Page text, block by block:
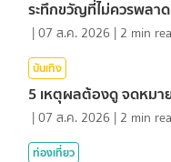
ระทึกขวัญที่ไม่ควรพลา
|07 ส.ค. 2026 | 2 min
บันเทิง
5 เหตุผลต้องดู จดหมา
|07 ส.ค. 2026 | 2 min
ท่องเที่ยว